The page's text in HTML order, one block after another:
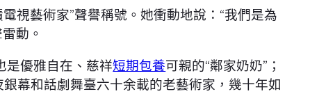
視藝術家”聲譽稱號。她衝動地說：“我們是為
動。
是優雅自在、慈祥短期包養可親的“鄰家奶奶”；
幕和話劇舞臺六十余載的老藝術家，幾十年如